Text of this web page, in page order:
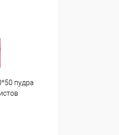
пудра